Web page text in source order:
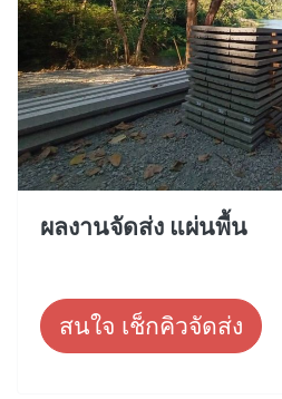
ผลงานจัดส่ง แผ่นพื้น
สนใจ เช็กคิวจัดส่ง